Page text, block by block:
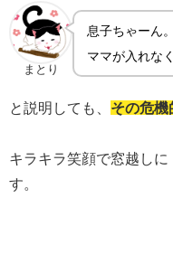
まとり
息子ちゃーん。
ママが入れな
と説明しても、 その危機
キラキラ笑顔で窓越し
す。